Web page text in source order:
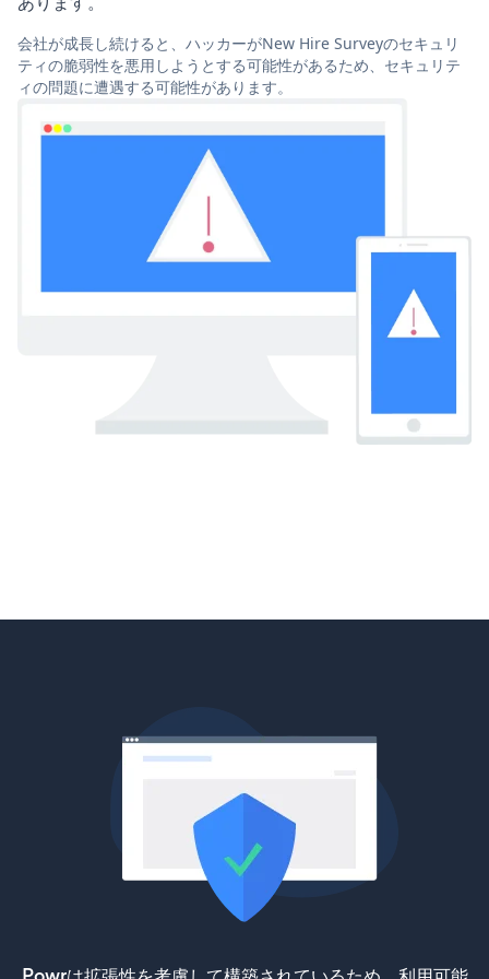
会社が成長し続けると、ハッカーがNew Hire Surveyのセキュリ
ティの脆弱性を悪用しようとする可能性があるため、セキュリテ
ィの問題に遭遇する可能性があります。